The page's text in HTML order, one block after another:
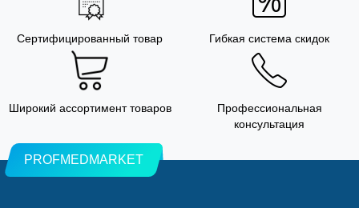
Сертифицированный товар Гибкая система скидок
Широкий ассортимент товаров
Профессиональная
консультация
PROFMEDMARKET